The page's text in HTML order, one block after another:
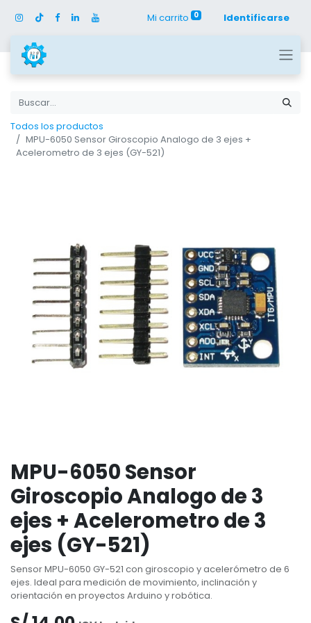
Mi carrito 0 Identificarse
Todos los productos
MPU-6050 Sensor Giroscopio Analogo de 3 ejes +
Acelerometro de 3 ejes (GY-521)
MPU-6050 Sensor
Giroscopio Analogo de 3
ejes + Acelerometro de 3
ejes (GY-521)
Sensor MPU-6050 GY-521 con giroscopio y acelerómetro de 6
ejes. Ideal para medición de movimiento, inclinación y
orientación en proyectos Arduino y robótica.